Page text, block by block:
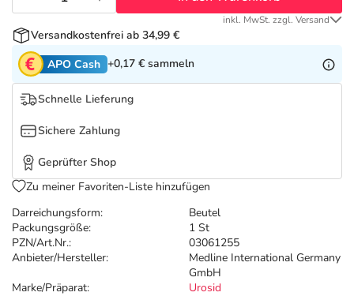
Tierapotheke
Vitamine & Mineralstoffe
Marken
Salus Deals
Darreichungsform:
Beutel
Packungsgröße:
1 St
PZN/Art.Nr.:
03061255
Anbieter/Hersteller:
Medline International Germany
GmbH
Marke/Präparat:
Urosid
inkl. MwSt. zzgl. Versand
Versandkostenfrei ab 34,99 €
APO Cash +0,17 € sammeln
Schnelle Lieferung
Sichere Zahlung
Geprüfter Shop
Zu meiner Favoriten-Liste hinzufügen